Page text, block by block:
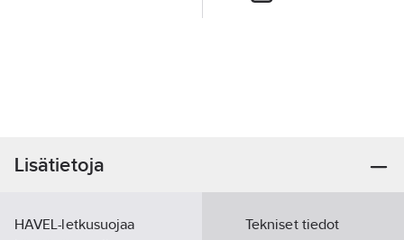
Lisätietoja
HAVEL-letkusuojaa
Tekniset tiedot